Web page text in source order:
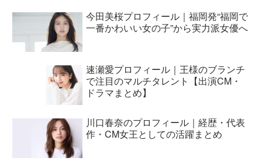
今田美桜プロフィール｜福岡発“福岡で
一番かわいい女の子”から実力派女優へ
速瀬愛プロフィール｜王様のブランチ
で注目のマルチタレント【出演CM・
ドラマまとめ】
川口春奈のプロフィール｜経歴・代表
作・CM女王としての活躍まとめ